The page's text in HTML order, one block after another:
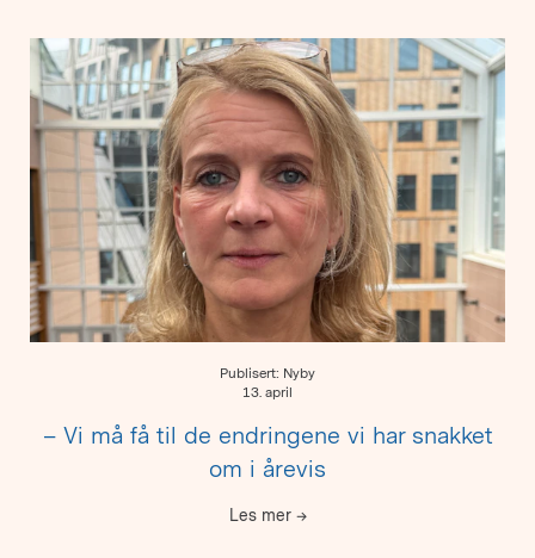
Publisert: Nyby
13. april
– Vi må få til de endringene vi har snakket
om i årevis
Les mer →